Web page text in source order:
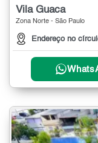
Vila Guaca
Zona Norte - São Paulo
Endereço no